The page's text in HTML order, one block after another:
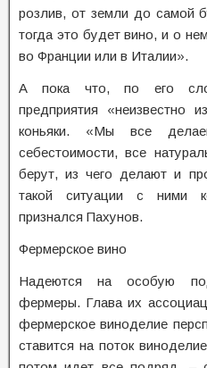
розлив, от земли до самой
тогда это будет вино, и о
во Франции или в Италии».
А пока что, по его
предприятия «неизвестно
коньяки. «Мы все
себестоимости, все
берут, из чего делают и
такой ситуации с ними
признался Пахунов.
Фермерское вино
Надеются на особую
фермеры. Глава их
фермерское виноделие
ставится на поток